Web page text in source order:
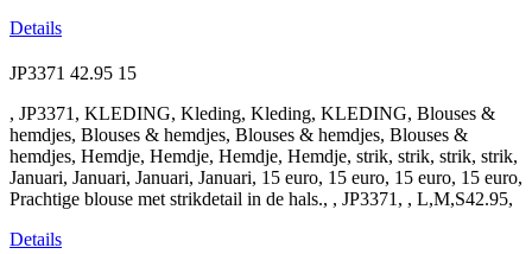
Details
JP3371 42.95 15
, JP3371, KLEDING, Kleding, Kleding, KLEDING, Blouses &
hemdjes, Blouses & hemdjes, Blouses & hemdjes, Blouses &
hemdjes, Hemdje, Hemdje, Hemdje, Hemdje, strik, strik, strik, strik,
Januari, Januari, Januari, Januari, 15 euro, 15 euro, 15 euro, 15 euro,
Prachtige blouse met strikdetail in de hals., , JP3371, , L,M,S42.95,
Details